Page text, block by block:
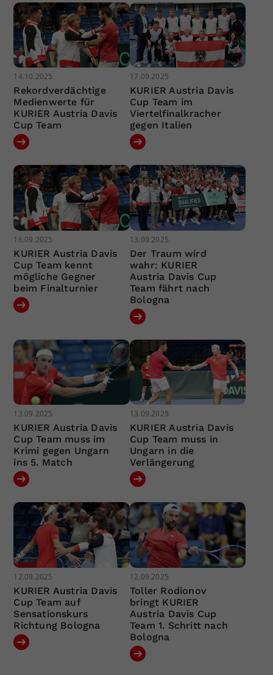
14.10.2025
Rekordverdächtige
Medienwerte für
KURIER Austria Davis
Cup Team
17.09.2025
KURIER Austria Davis
Cup Team im
Viertelfinalkracher
gegen Italien
16.09.2025
KURIER Austria Davis
Cup Team kennt
mögliche Gegner
beim Finalturnier
13.09.2025
Der Traum wird
wahr: KURIER
Austria Davis Cup
Team fährt nach
Bologna
13.09.2025
KURIER Austria Davis
Cup Team muss im
Krimi gegen Ungarn
ins 5. Match
13.09.2025
KURIER Austria Davis
Cup Team muss in
Ungarn in die
Verlängerung
12.09.2025
KURIER Austria Davis
Cup Team auf
Sensationskurs
Richtung Bologna
12.09.2025
Toller Rodionov
bringt KURIER
Austria Davis Cup
Team 1. Schritt nach
Bologna